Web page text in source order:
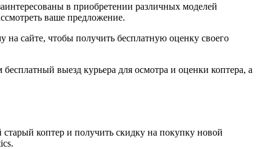
в приобретении различных моделей
ваше предложение.
сайте, чтобы получить бесплатную оценку своего
выезд курьера для осмотра и оценки коптера, а
коптер и получить скидку на покупку новой